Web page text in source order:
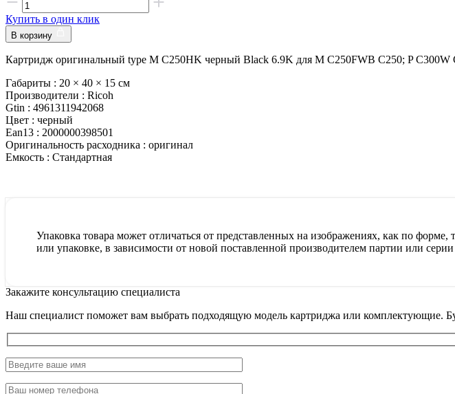
Купить в один клик
В корзину
Картридж оригинальный type M C250HK черный Black 6.9K для M C250FWB C250; P C300W
Габариты : 20 × 40 × 15 см
Производители : Ricoh
Gtin : 4961311942068
Цвет : черный
Ean13 : 2000000398501
Оригинальность расходника : оригинал
Емкость : Стандартная
Упаковка товара может отличаться от представленных на изображениях, как по
или упаковке, в зависимости от новой поставленной производителем партии или серии
Закажите консультацию специалиста
Наш специалист поможет вам выбрать подходящую модель картриджа или комплектующие.